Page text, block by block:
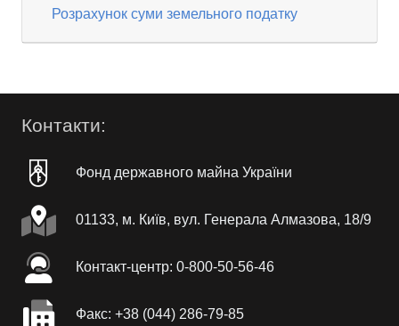
Розрахунок суми земельного податку
Контакти:
Фонд державного майна України
01133, м. Київ, вул. Генерала Алмазова, 18/9
Контакт-центр: 0-800-50-56-46
Факc: +38 (044) 286-79-85